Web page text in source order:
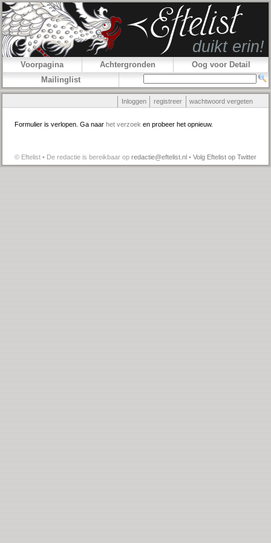
Voorpagina Achtergronden
Oog voor Detail
Mailinglist
Inloggen registreer wachtwoord vergeten
Formulier is verlopen. Ga naar het verzoek en probeer het opnieuw.
© Eftelist • De redactie is bereikbaar op redactie@eftelist.nl • Volg Eftelist op Twitter